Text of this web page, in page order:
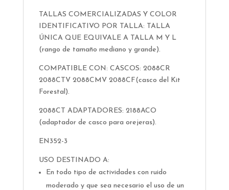
TALLAS COMERCIALIZADAS Y COLOR
IDENTIFICATIVO POR TALLA: TALLA
ÚNICA QUE EQUIVALE A TALLA M Y L
(rango de tamaño mediano y grande).
COMPATIBLE CON: CASCOS: 2088CR
2088CTV 2088CMV 2088CF(casco del Kit
Forestal).
2088CT ADAPTADORES: 2188ACO
(adaptador de casco para orejeras).
EN352-3
USO DESTINADO A:
En todo tipo de actividades con ruido
moderado y que sea necesario el uso de un